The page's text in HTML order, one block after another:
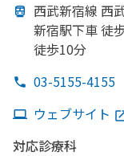
西武新宿線 西
新宿駅下車 徒
徒歩10分
03-5155-4155
ウェブサイト
対応診療科